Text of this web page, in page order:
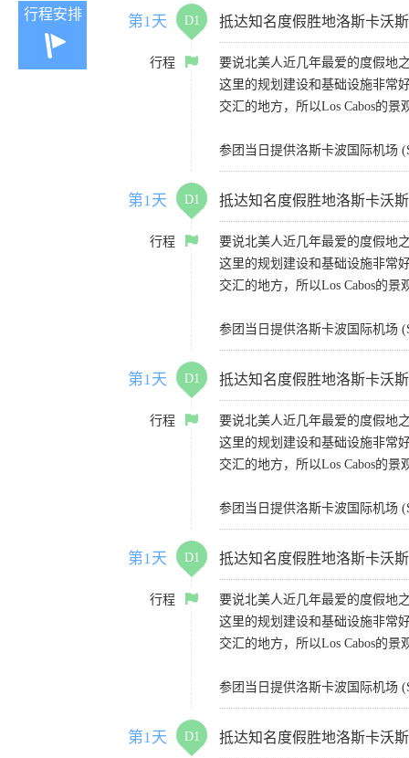
行程安排 第1天 D1 抵达知名度假胜地洛斯卡沃斯
行程
要说北美人近几年最爱的度假地
这里的规划建设和基础设施非常
交汇的地方，所以Los Cabos的景
参团当日提供洛斯卡波国际机场
第1天 D1 抵达知名度假胜地洛斯卡沃斯
行程
要说北美人近几年最爱的度假地
这里的规划建设和基础设施非常
交汇的地方，所以Los Cabos的景
参团当日提供洛斯卡波国际机场
第1天 D1 抵达知名度假胜地洛斯卡沃斯
行程
要说北美人近几年最爱的度假地
这里的规划建设和基础设施非常
交汇的地方，所以Los Cabos的景
参团当日提供洛斯卡波国际机场
第1天 D1 抵达知名度假胜地洛斯卡沃斯
行程
要说北美人近几年最爱的度假地
这里的规划建设和基础设施非常
交汇的地方，所以Los Cabos的景
参团当日提供洛斯卡波国际机场
第1天 D1 抵达知名度假胜地洛斯卡沃斯